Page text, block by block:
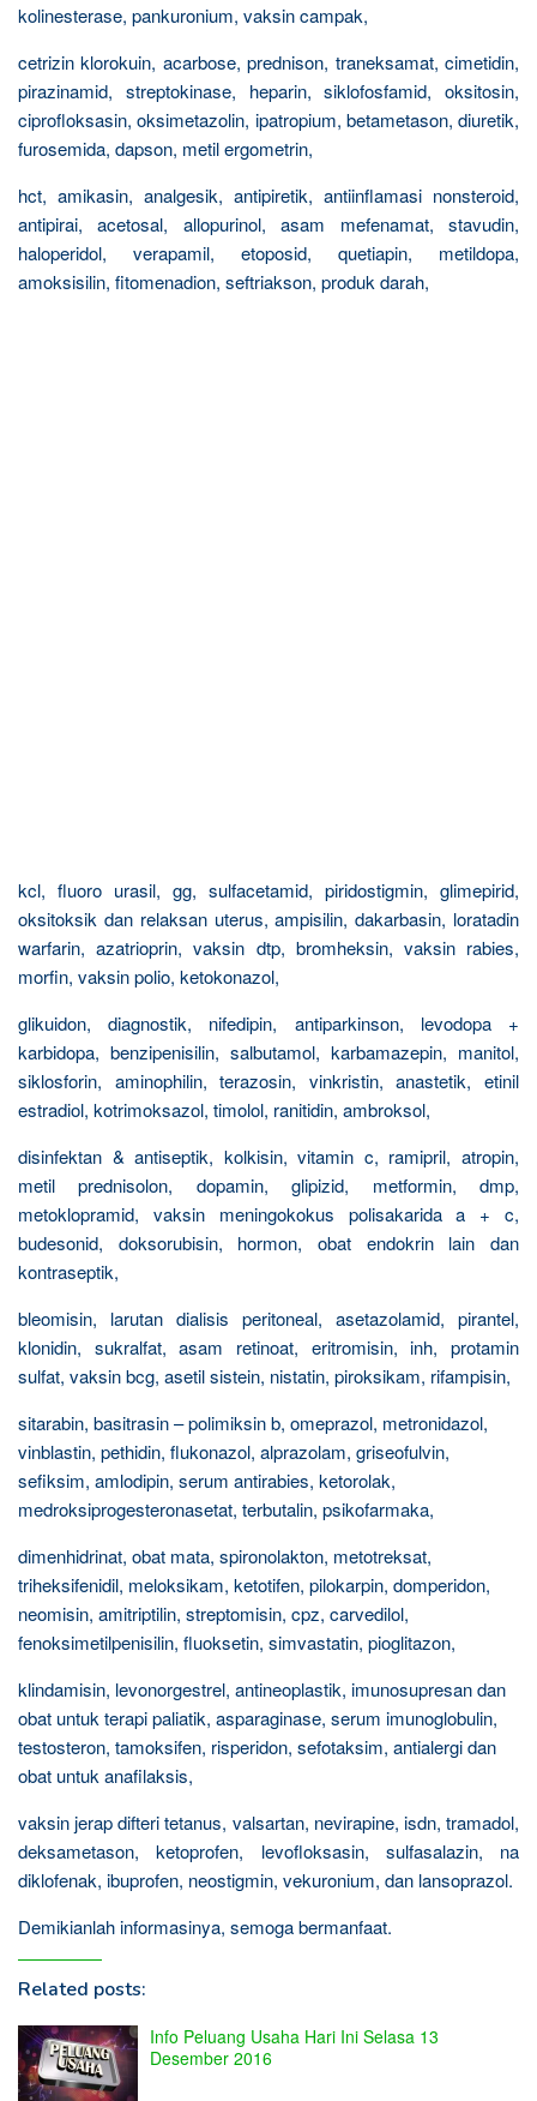
kolinesterase, pankuronium, vaksin campak,
cetrizin klorokuin, acarbose, prednison, traneksamat, cimetidin,
pirazinamid, streptokinase, heparin, siklofosfamid, oksitosin,
ciprofloksasin, oksimetazolin, ipatropium, betametason, diuretik,
furosemida, dapson, metil ergometrin,
hct, amikasin, analgesik, antipiretik, antiinflamasi nonsteroid,
antipirai, acetosal, allopurinol, asam mefenamat, stavudin,
haloperidol, verapamil, etoposid, quetiapin, metildopa,
amoksisilin, fitomenadion, seftriakson, produk darah,
kcl, fluoro urasil, gg, sulfacetamid, piridostigmin, glimepirid,
oksitoksik dan relaksan uterus, ampisilin, dakarbasin, loratadin
warfarin, azatrioprin, vaksin dtp, bromheksin, vaksin rabies,
morfin, vaksin polio, ketokonazol,
glikuidon, diagnostik, nifedipin, antiparkinson, levodopa +
karbidopa, benzipenisilin, salbutamol, karbamazepin, manitol,
siklosforin, aminophilin, terazosin, vinkristin, anastetik, etinil
estradiol, kotrimoksazol, timolol, ranitidin, ambroksol,
disinfektan & antiseptik, kolkisin, vitamin c, ramipril, atropin,
metil prednisolon, dopamin, glipizid, metformin, dmp,
metoklopramid, vaksin meningokokus polisakarida a + c,
budesonid, doksorubisin, hormon, obat endokrin lain dan
kontraseptik,
bleomisin, larutan dialisis peritoneal, asetazolamid, pirantel,
klonidin, sukralfat, asam retinoat, eritromisin, inh, protamin
sulfat, vaksin bcg, asetil sistein, nistatin, piroksikam, rifampisin,
sitarabin, basitrasin – polimiksin b, omeprazol, metronidazol,
vinblastin, pethidin, flukonazol, alprazolam, griseofulvin,
sefiksim, amlodipin, serum antirabies, ketorolak,
medroksiprogesteronasetat, terbutalin, psikofarmaka,
dimenhidrinat, obat mata, spironolakton, metotreksat,
triheksifenidil, meloksikam, ketotifen, pilokarpin, domperidon,
neomisin, amitriptilin, streptomisin, cpz, carvedilol,
fenoksimetilpenisilin, fluoksetin, simvastatin, pioglitazon,
klindamisin, levonorgestrel, antineoplastik, imunosupresan dan
obat untuk terapi paliatik, asparaginase, serum imunoglobulin,
testosteron, tamoksifen, risperidon, sefotaksim, antialergi dan
obat untuk anafilaksis,
vaksin jerap difteri tetanus, valsartan, nevirapine, isdn, tramadol,
deksametason, ketoprofen, levofloksasin, sulfasalazin, na
diklofenak, ibuprofen, neostigmin, vekuronium, dan lansoprazol.
Demikianlah informasinya, semoga bermanfaat.
Related posts:
Info Peluang Usaha Hari Ini Selasa 13
Desember 2016